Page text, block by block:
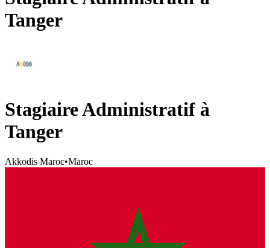
Tanger
Stagiaire Administratif à
Tanger
Akkodis Maroc•Maroc